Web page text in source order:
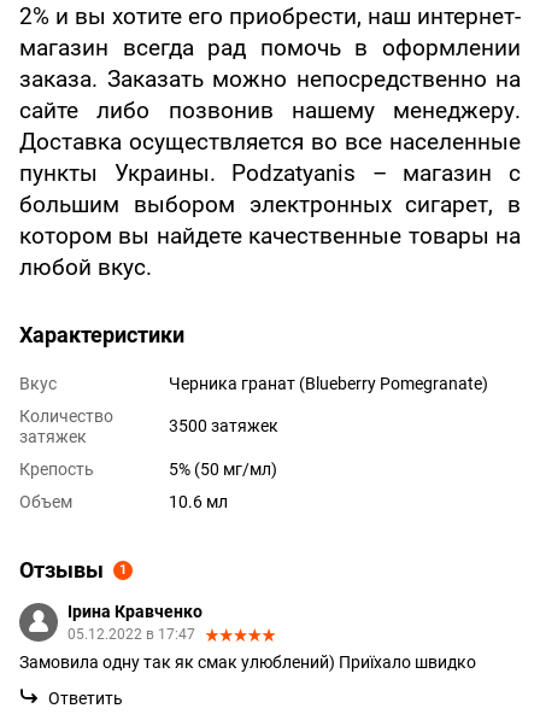
2% и вы хотите его приобрести, наш интернет-
магазин всегда рад помочь в оформлении
заказа. Заказать можно непосредственно на
сайте либо позвонив нашему менеджеру.
Доставка осуществляется во все населенные
пункты Украины. Podzatyanis – магазин с
большим выбором электронных сигарет, в
котором вы найдете качественные товары на
любой вкус.
Характеристики
Вкус
Черника гранат (Blueberry Pomegranate)
Количество
затяжек
3500 затяжек
Крепость
5% (50 мг/мл)
Объем
10.6 мл
Отзывы 1
Ірина Кравченко
05.12.2022 в 17:47
Замовила одну так як смак улюблений) Приїхало швидко
Ответить